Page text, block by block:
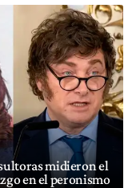
midieron el
en el peronismo